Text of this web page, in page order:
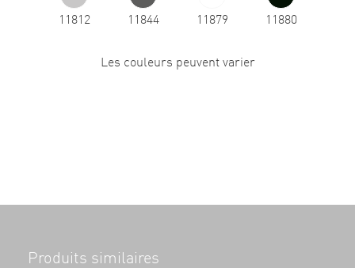
11812 11844 11879 11880
Les couleurs peuvent varier
Produits similaires